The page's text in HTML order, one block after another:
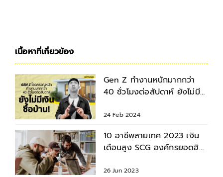
เนื้อหาที่เกี่ยวข้อง
Gen Z ทำงานหนักมากกว่า
40 ชั่วโมงต่อสัปดาห์ ยังไม่มี
24 Feb 2024
10 อาชีพสายเทค 2023 เงิน
เดือนสูง SCG องค์กรยอดฮิต
26 Jun 2023